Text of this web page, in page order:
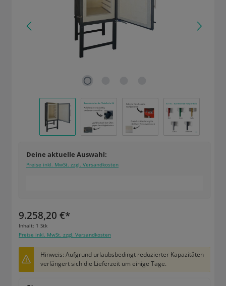
Deine aktuelle Auswahl:
Preise inkl. MwSt. zzgl. Versandkosten
9.258,20 €*
Inhalt: 1 Stk
Preise inkl. MwSt. zzgl. Versandkosten
Hinweis: Aufgrund urlaubsbedingt reduzierter Kapazitäten
verlängert sich die Lieferzeit um einige Tage.